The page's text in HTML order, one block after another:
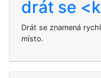
drát se
Drát se znamená
místo.